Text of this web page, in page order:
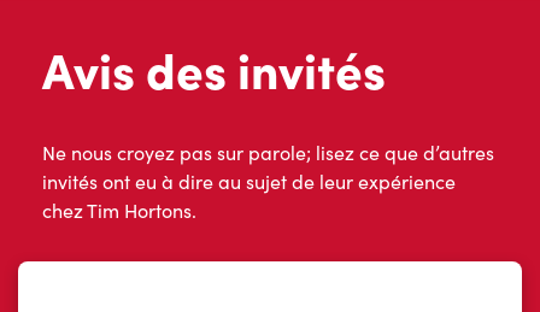
Avis des invités
Ne nous croyez pas sur parole; lisez ce que d’autres
invités ont eu à dire au sujet de leur expérience
chez Tim Hortons.